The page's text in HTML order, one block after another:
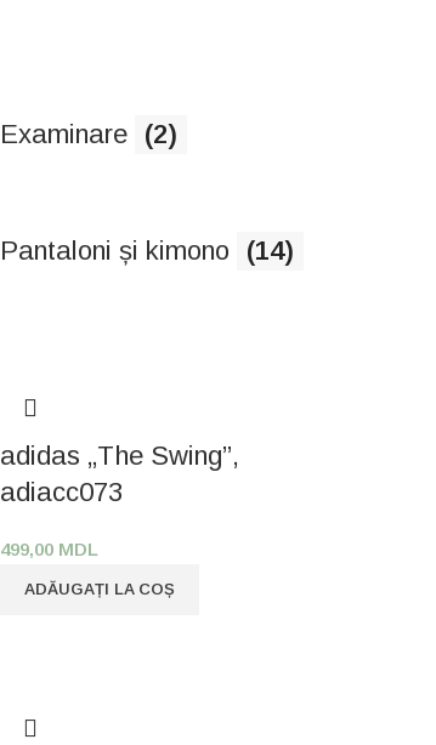
Examinare (2)
Pantaloni și kimono (14)
adidas „The Swing”,
adiacc073
499,00 MDL
ADĂUGAȚI LA COȘ